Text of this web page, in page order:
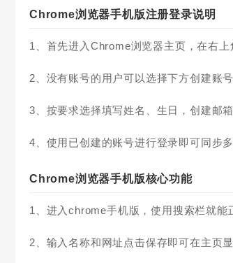
Chrome浏览器手机版注册登录说明
1、首先进入Chrome浏览器主页，在右
2、没有账号的用户可以选择下方创建账号
3、按要求选择填写姓名、生日，创建邮
4、使用已创建的账号进行登录即可同步多
Chrome浏览器手机版核心功能
1、进入chrome手机版，使用搜索栏就能
2、输入名称和网址点击保存即可在主页显